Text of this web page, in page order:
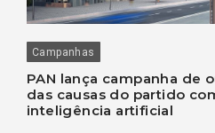
Campanhas
PAN lança campanha de
das causas do partido
inteligência artificial